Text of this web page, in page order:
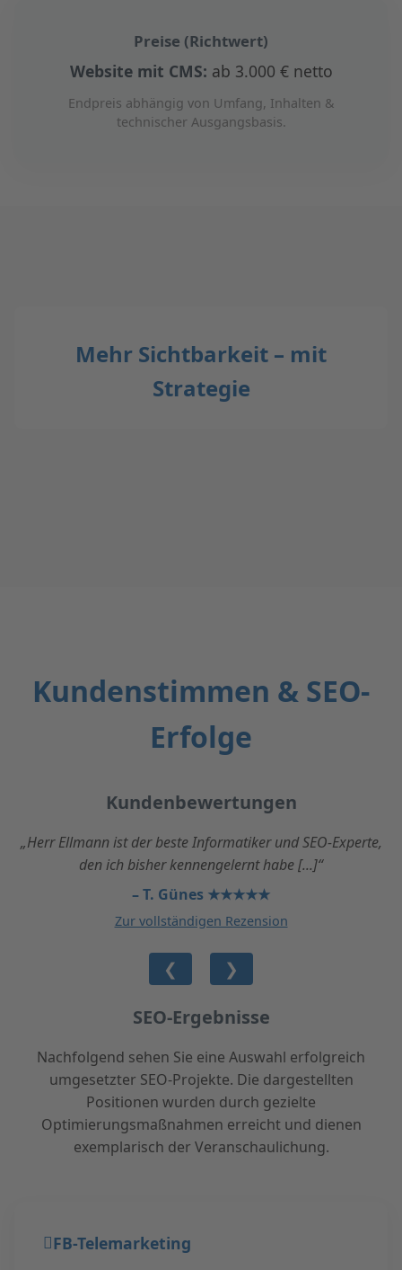
Preise (Richtwert)
Website mit CMS: ab 3.000 € netto
Endpreis abhängig von Umfang, Inhalten &
technischer Ausgangsbasis.
Mehr Sichtbarkeit – mit
Strategie
Kundenstimmen & SEO-
Erfolge
Kundenbewertungen
„Herr Ellmann ist der beste Informatiker und SEO-Experte,
den ich bisher kennengelernt habe [...]“
– T. Günes ★★★★★
Zur vollständigen Rezension
❮ ❯
SEO-Ergebnisse
Nachfolgend sehen Sie eine Auswahl erfolgreich
umgesetzter SEO-Projekte. Die dargestellten
Positionen wurden durch gezielte
Optimierungsmaßnahmen erreicht und dienen
exemplarisch der Veranschaulichung.
FB-Telemarketing